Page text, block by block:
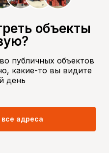
объекты
публичных объектов
какие-то вы видите
день
адреса